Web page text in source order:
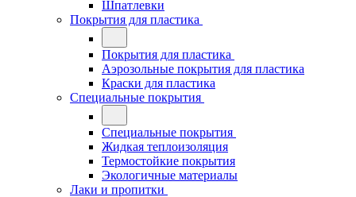
Шпатлевки
Покрытия для пластика
Покрытия для пластика
Аэрозольные покрытия для пластика
Краски для пластика
Специальные покрытия
Специальные покрытия
Жидкая теплоизоляция
Термостойкие покрытия
Экологичные материалы
Лаки и пропитки